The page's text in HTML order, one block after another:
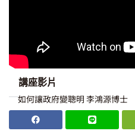
講座影片
如何讓政府變聰明 李鴻源博士